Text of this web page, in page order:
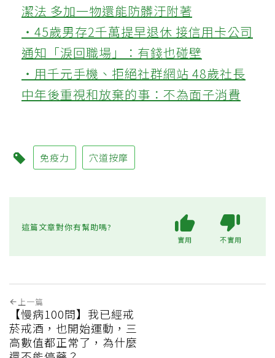
潔法 多加一物還能防髒汙附著
‧45歲男存2千萬提早退休 接信用卡公司
通知「淚回職場」：有錢也碰壁
‧用千元手機、拒絕社群網站 48歲社長
中年後重視和放棄的事：不為面子消費
免疫力 穴道按摩
這篇文章對你有幫助嗎?
實用 不實用
上一篇
【慢病100問】我已經戒
菸戒酒，也開始運動，三
高數值都正常了，為什麼